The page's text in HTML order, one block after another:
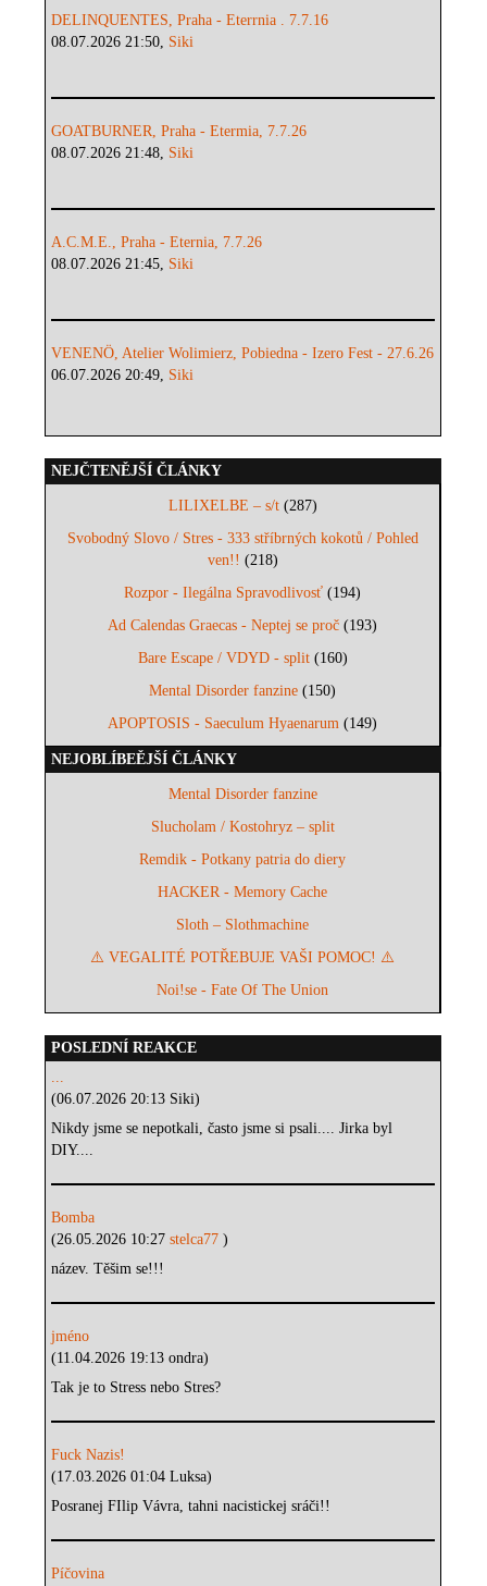
DELINQUENTES, Praha - Eterrnia . 7.7.16
08.07.2026 21:50, Siki
GOATBURNER, Praha - Etermia, 7.7.26
08.07.2026 21:48, Siki
A.C.M.E., Praha - Eternia, 7.7.26
08.07.2026 21:45, Siki
VENENÖ, Atelier Wolimierz, Pobiedna - Izero Fest - 27.6.26
06.07.2026 20:49, Siki
NEJČTENĚJŠÍ ČLÁNKY
LILIXELBE – s/t(287)
Svobodný Slovo / Stres - 333 stříbrných kokotů / Pohled
ven!! (218)
Rozpor - Ilegálna Spravodlivosť (194)
Ad Calendas Graecas - Neptej se proč (193)
Bare Escape / VDYD - split(160)
Mental Disorder fanzine (150)
APOPTOSIS - Saeculum Hyaenarum (149)
NEJOBLÍBEĚJŠÍ ČLÁNKY
Mental Disorder fanzine
Slucholam / Kostohryz – split
Remdik - Potkany patria do diery
HACKER - Memory Cache
Sloth – Slothmachine
⚠️ VEGALITÉ POTŘEBUJE VAŠI POMOC! ⚠️
Noi!se - Fate Of The Union
POSLEDNÍ REAKCE
...
(06.07.2026 20:13 Siki)
Nikdy jsme se nepotkali, často jsme si psali.... Jirka byl
DIY....
Bomba
(26.05.2026 10:27stelca77)
název. Těšim se!!!
jméno
(11.04.2026 19:13 ondra)
Tak je to Stress nebo Stres?
Fuck Nazis!
(17.03.2026 01:04 Luksa)
Posranej FIlip Vávra, tahni nacistickej sráči!!
Píčovina